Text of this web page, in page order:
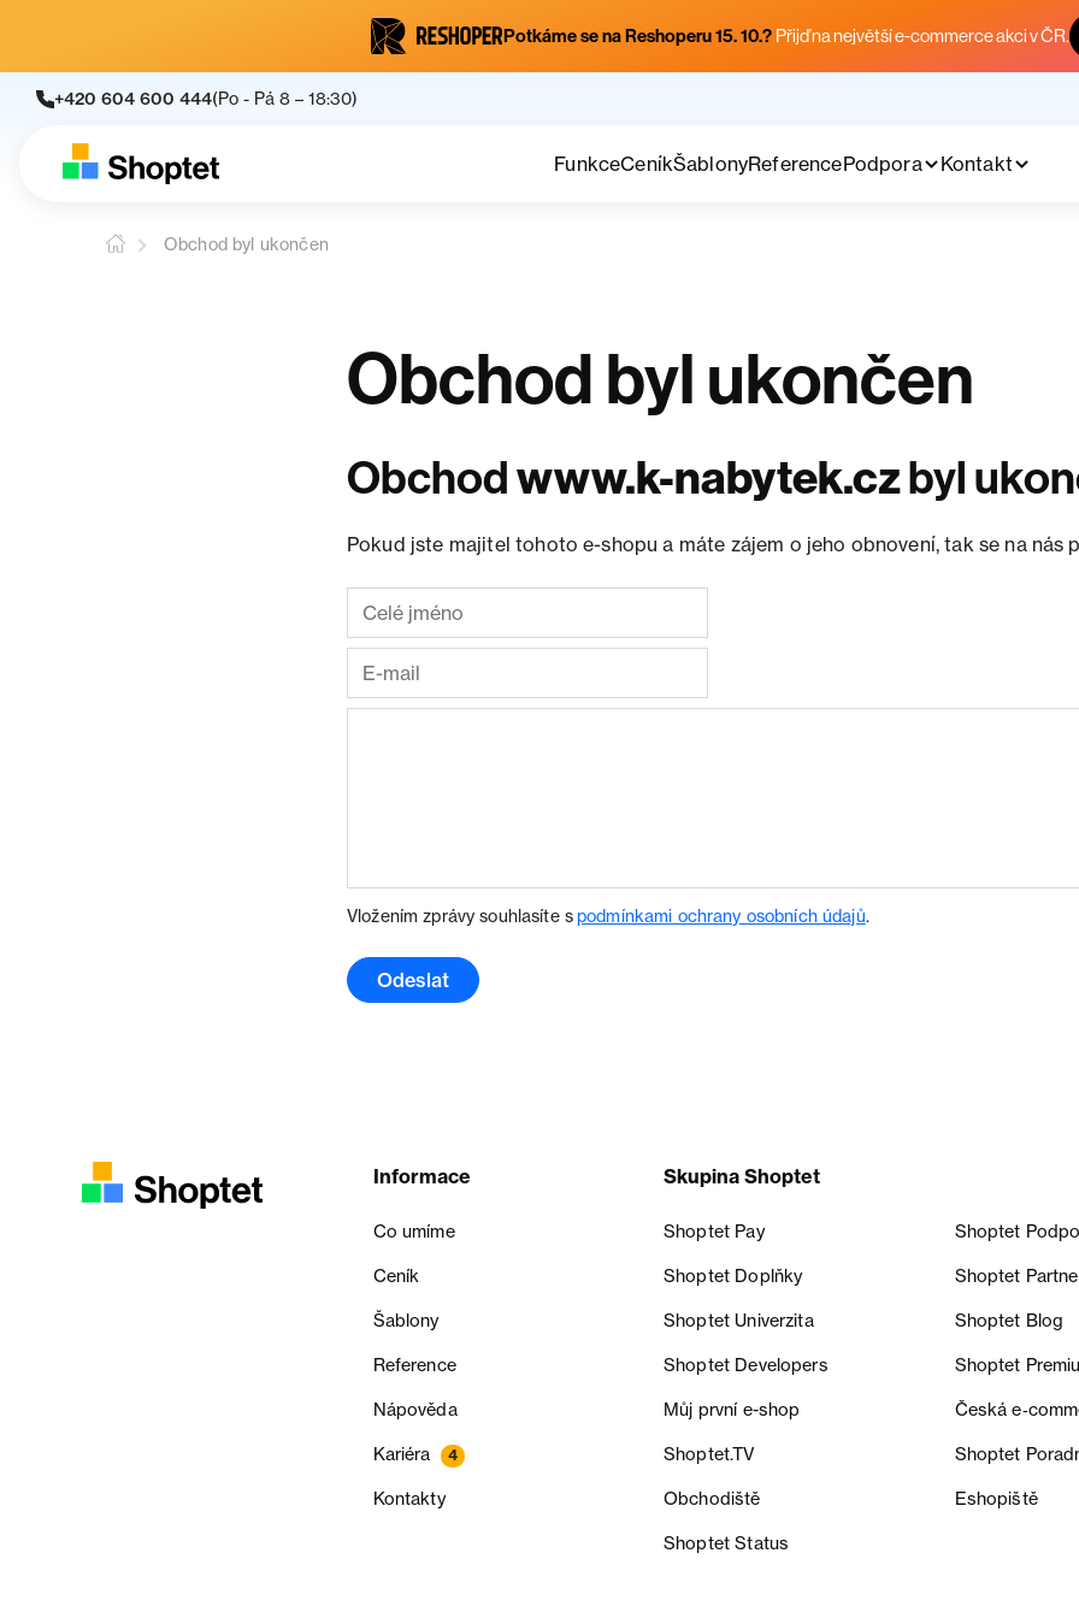
Potkáme se na Reshoperu 15. 10.? Přijď na největší e-commerce akci v ČR.
+420 604 600 444(Po - Pá 8 – 18:30)
FunkceCeníkŠablonyReferencePodpora Kontakt
Obchod byl ukončen
Obchod byl ukončen
Obchodwww.k-nabytek.czbyl
Pokud jste majitel tohoto e-shopu a máte zájem o jeho obnovení, tak se na nás
Vložením zprávy souhlasíte spodmínkami ochrany osobních údajů.
Odeslat
Informace
Co umíme
Ceník
Šablony
Reference
Nápověda
Kariéra 4
Kontakty
Skupina Shoptet
Shoptet Pay Shoptet
Shoptet Doplňky Shoptet
Shoptet Univerzita Shoptet Blog
Shoptet Developers Shoptet
Můj první e-shop Česká
Shoptet.TV Shoptet
Obchodiště Eshopiště
Shoptet Status